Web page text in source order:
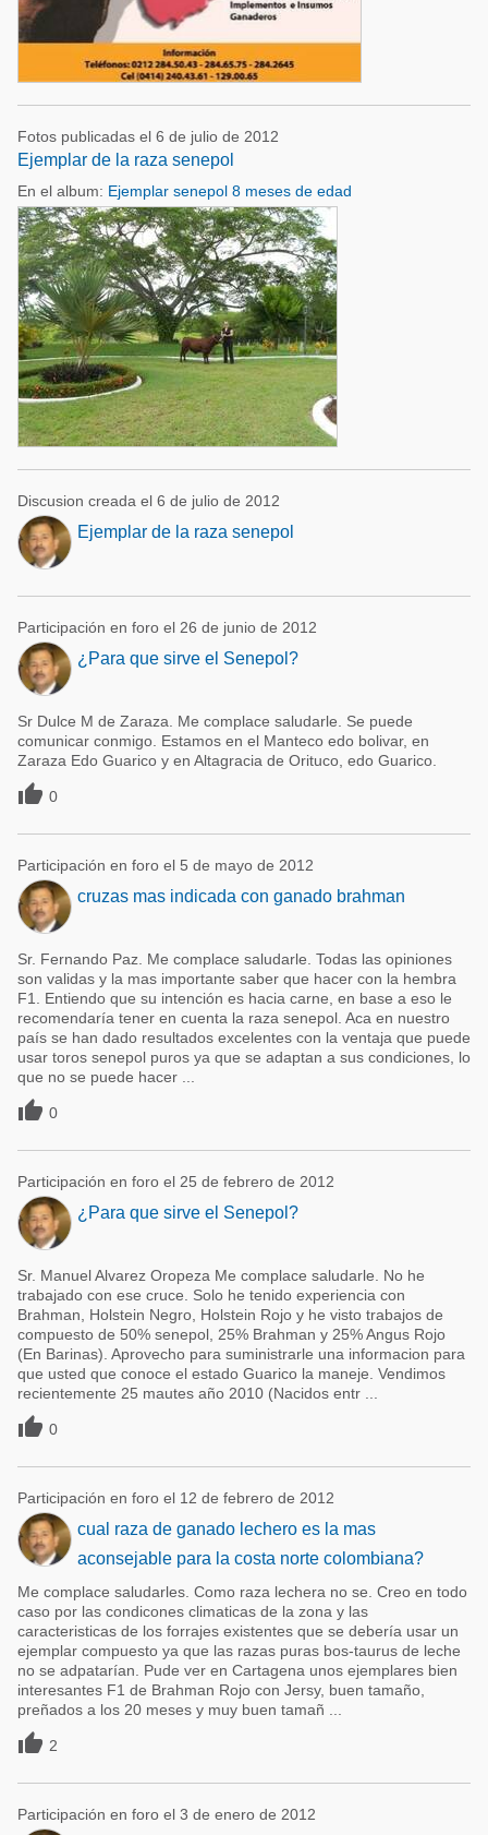
Fotos publicadas el 6 de julio de 2012
Ejemplar de la raza senepol
En el album: Ejemplar senepol 8 meses de edad
Discusion creada el 6 de julio de 2012
Ejemplar de la raza senepol
Participación en foro el 26 de junio de 2012
¿Para que sirve el Senepol?
Sr Dulce M de Zaraza. Me complace saludarle. Se puede
comunicar conmigo. Estamos en el Manteco edo bolivar, en
Zaraza Edo Guarico y en Altagracia de Orituco, edo Guarico.
 0
Participación en foro el 5 de mayo de 2012
cruzas mas indicada con ganado brahman
Sr. Fernando Paz. Me complace saludarle. Todas las opiniones
son validas y la mas importante saber que hacer con la hembra
F1. Entiendo que su intención es hacia carne, en base a eso le
recomendaría tener en cuenta la raza senepol. Aca en nuestro
país se han dado resultados excelentes con la ventaja que puede
usar toros senepol puros ya que se adaptan a sus condiciones, lo
que no se puede hacer ...
 0
Participación en foro el 25 de febrero de 2012
¿Para que sirve el Senepol?
Sr. Manuel Alvarez Oropeza Me complace saludarle. No he
trabajado con ese cruce. Solo he tenido experiencia con
Brahman, Holstein Negro, Holstein Rojo y he visto trabajos de
compuesto de 50% senepol, 25% Brahman y 25% Angus Rojo
(En Barinas). Aprovecho para suministrarle una informacion para
que usted que conoce el estado Guarico la maneje. Vendimos
recientemente 25 mautes año 2010 (Nacidos entr ...
 0
Participación en foro el 12 de febrero de 2012
cual raza de ganado lechero es la mas
aconsejable para la costa norte colombiana?
Me complace saludarles. Como raza lechera no se. Creo en todo
caso por las condicones climaticas de la zona y las
caracteristicas de los forrajes existentes que se debería usar un
ejemplar compuesto ya que las razas puras bos-taurus de leche
no se adpatarían. Pude ver en Cartagena unos ejemplares bien
interesantes F1 de Brahman Rojo con Jersy, buen tamaño,
preñados a los 20 meses y muy buen tamañ ...
 2
Participación en foro el 3 de enero de 2012